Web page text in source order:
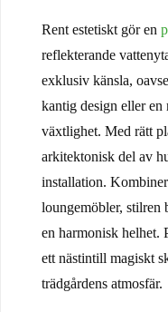
Rent estetiskt gör en
reflekterande
exklusiv känsla,
kantig design eller en
växtlighet. Med rätt
arkitektonisk del av
installation.
loungemöbler, stilren
en harmonisk helhet.
ett nästintill magiskt
trädgårdens atmosfär.